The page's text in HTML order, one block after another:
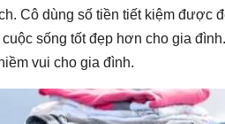
Cô dùng số tiền tiết kiệm được
cuộc sống tốt đẹp hơn cho gia
vui cho gia đình.